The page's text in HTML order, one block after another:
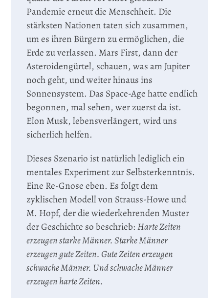
Pandemie erneut die Menschheit. Die
stärksten Nationen taten sich zusammen,
um es ihren Bürgern zu ermöglichen, die
Erde zu verlassen. Mars First, dann der
Asteroidengürtel, schauen, was am Jupiter
noch geht, und weiter hinaus ins
Sonnensystem. Das Space-Age hatte endlich
begonnen, mal sehen, wer zuerst da ist.
Elon Musk, lebensverlängert, wird uns
sicherlich helfen.
Dieses Szenario ist natürlich lediglich ein
mentales Experiment zur Selbsterkenntnis.
Eine Re-Gnose eben. Es folgt dem
zyklischen Modell von Strauss-Howe und
M. Hopf, der die wiederkehrenden Muster
der Geschichte so beschrieb:Harte Zeiten
erzeugen starke Männer. Starke Männer
erzeugen gute Zeiten. Gute Zeiten erzeugen
schwache Männer. Und schwache Männer
erzeugen harte Zeiten.